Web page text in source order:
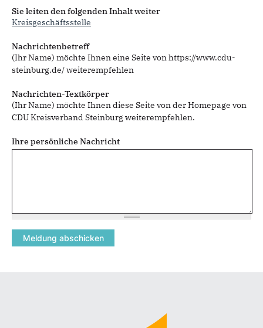
Sie leiten den folgenden Inhalt weiter
Kreisgeschäftsstelle
Nachrichtenbetreff
(Ihr Name) möchte Ihnen eine Seite von https://www.cdu-
steinburg.de/ weiterempfehlen
Nachrichten-Textkörper
(Ihr Name) möchte Ihnen diese Seite von der Homepage von
CDU Kreisverband Steinburg weiterempfehlen.
Ihre persönliche Nachricht